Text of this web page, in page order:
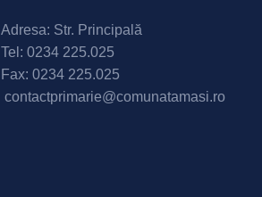
Adresa: Str. Principală
Tel: 0234 225.025
Fax: 0234 225.025
contactprimarie@comunatamasi.ro